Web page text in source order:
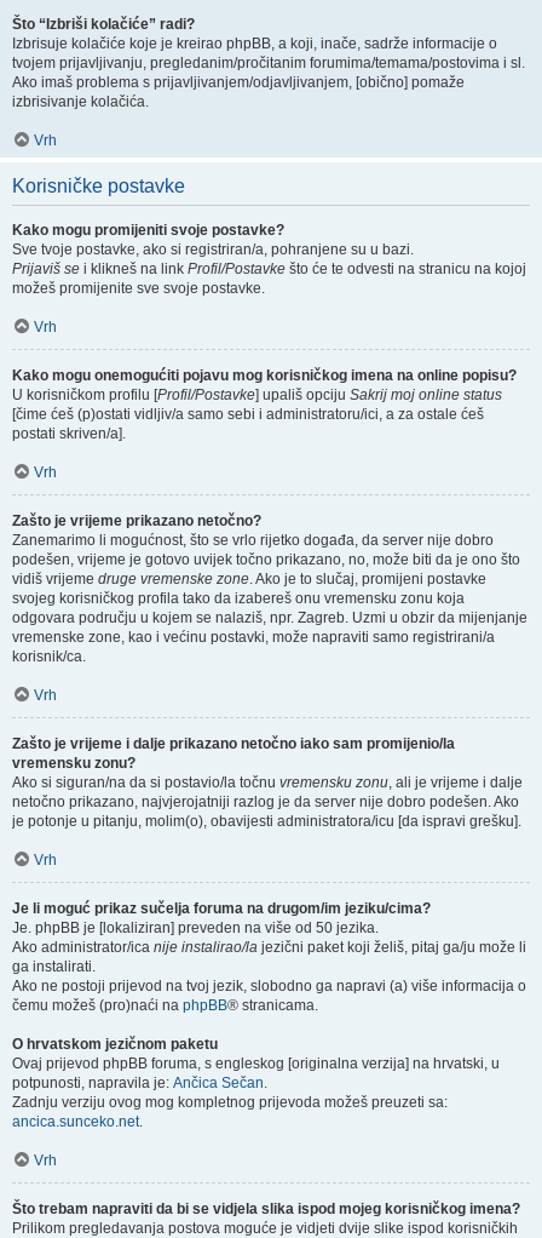
Što “Izbriši kolačiće” radi?
Izbrisuje kolačiće koje je kreirao phpBB, a koji, inače, sadrže informacije o
tvojem prijavljivanju, pregledanim/pročitanim forumima/temama/postovima i sl.
Ako imaš problema s prijavljivanjem/odjavljivanjem, [obično] pomaže
izbrisivanje kolačića.
Vrh
Korisničke postavke
Kako mogu promijeniti svoje postavke?
Sve tvoje postavke, ako si registriran/a, pohranjene su u bazi.
Prijaviš se i klikneš na link Profil/Postavke što će te odvesti na stranicu na kojoj
možeš promijenite sve svoje postavke.
Vrh
Kako mogu onemogućiti pojavu mog korisničkog imena na online popisu?
U korisničkom profilu [Profil/Postavke] upališ opciju Sakrij moj online status
[čime ćeš (p)ostati vidljiv/a samo sebi i administratoru/ici, a za ostale ćeš
postati skriven/a].
Vrh
Zašto je vrijeme prikazano netočno?
Zanemarimo li mogućnost, što se vrlo rijetko događa, da server nije dobro
podešen, vrijeme je gotovo uvijek točno prikazano, no, može biti da je ono što
vidiš vrijeme druge vremenske zone. Ako je to slučaj, promijeni postavke
svojeg korisničkog profila tako da izabereš onu vremensku zonu koja
odgovara području u kojem se nalaziš, npr. Zagreb. Uzmi u obzir da mijenjanje
vremenske zone, kao i većinu postavki, može napraviti samo registrirani/a
korisnik/ca.
Vrh
Zašto je vrijeme i dalje prikazano netočno iako sam promijenio/la
vremensku zonu?
Ako si siguran/na da si postavio/la točnu vremensku zonu, ali je vrijeme i dalje
netočno prikazano, najvjerojatniji razlog je da server nije dobro podešen. Ako
je potonje u pitanju, molim(o), obavijesti administratora/icu [da ispravi grešku].
Vrh
Je li moguć prikaz sučelja foruma na drugom/im jeziku/cima?
Je. phpBB je [lokaliziran] preveden na više od 50 jezika.
Ako administrator/ica nije instalirao/la jezični paket koji želiš, pitaj ga/ju može li
ga instalirati.
Ako ne postoji prijevod na tvoj jezik, slobodno ga napravi (a) više informacija o
čemu možeš (pro)naći na phpBB® stranicama.
O hrvatskom jezičnom paketu
Ovaj prijevod phpBB foruma, s engleskog [originalna verzija] na hrvatski, u
potpunosti, napravila je: Ančica Sečan.
Zadnju verziju ovog mog kompletnog prijevoda možeš preuzeti sa:
ancica.sunceko.net.
Vrh
Što trebam napraviti da bi se vidjela slika ispod mojeg korisničkog imena?
Prilikom pregledavanja postova moguće je vidjeti dvije slike ispod korisničkih